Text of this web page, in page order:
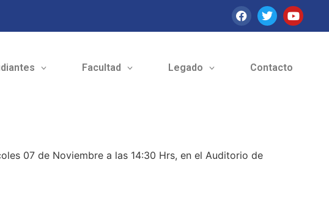
Facultad Legado Contacto
07 de Noviembre a las 14:30 Hrs, en el Auditorio de